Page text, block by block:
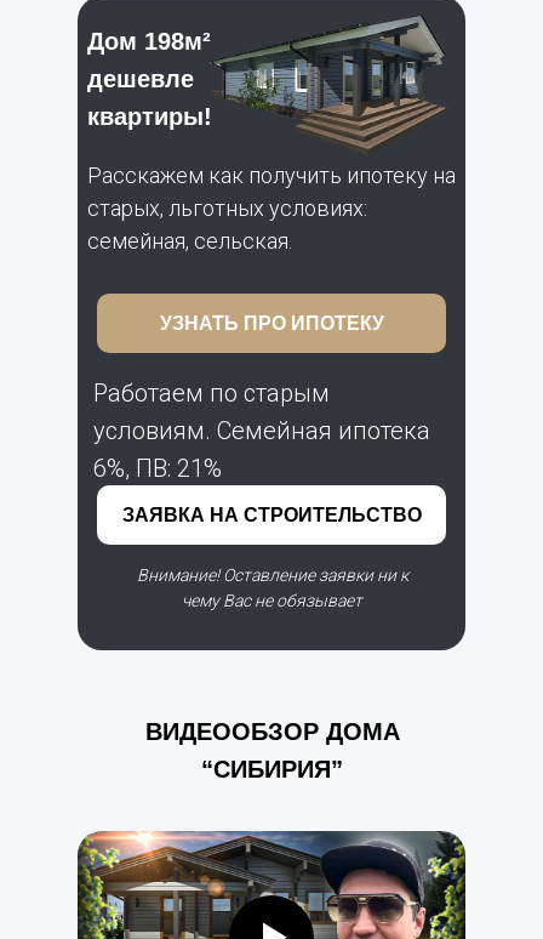
Дом 198м²
дешевле
квартиры!
Расскажем как получить ипотеку на
старых, льготных условиях:
семейная, сельская.
Работаем по старым
условиям. Семейная ипотека
6%, ПВ: 21%
УЗНАТЬ ПРО ИПОТЕКУ
ЗАЯВКА НА СТРОИТЕЛЬСТВО
Внимание! Оставление заявки ни к
чему Вас не обязывает
ВИДЕООБЗОР ДОМА
“СИБИРИЯ”